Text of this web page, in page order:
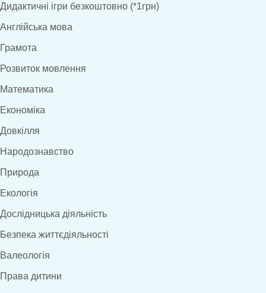
Дидактичні ігри безкоштовно (*1грн)
Англійська мова
Грамота
Розвиток мовлення
Математика
Економіка
Довкілля
Народознавство
Природа
Екологія
Дослідницька діяльність
Безпека життєдіяльності
Валеологія
Права дитини